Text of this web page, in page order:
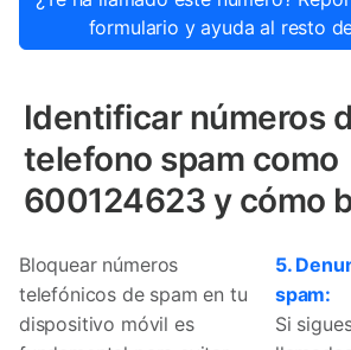
formulario y ayuda al resto
Identificar números
telefono spam como
600124623 y cómo
Bloquear números
telefónicos de spam en tu
dispositivo móvil es
5.
spam:
Si